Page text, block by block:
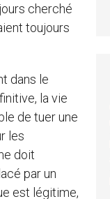
cherché
toujours
dans le
la vie
de tuer une
les
doit
par un
est légitime,